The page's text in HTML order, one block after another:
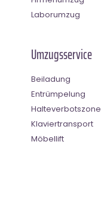
Laborumzug
Umzugsservice
Beiladung
Entrümpelung
Halteverbotszone
Klaviertransport
Möbellift